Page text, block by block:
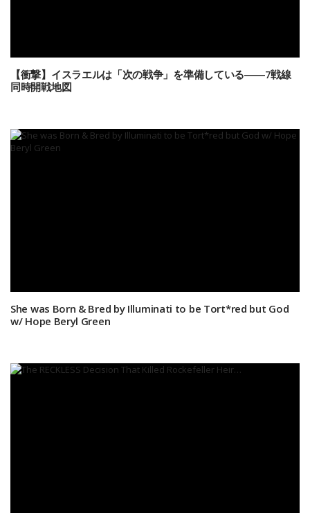
【衝撃】イスラエルは「次の戦争」を準備している――7戦線
同時開戦地図
She was Born & Bred by Illuminati to be Tort*red but God
w/ Hope Beryl Green